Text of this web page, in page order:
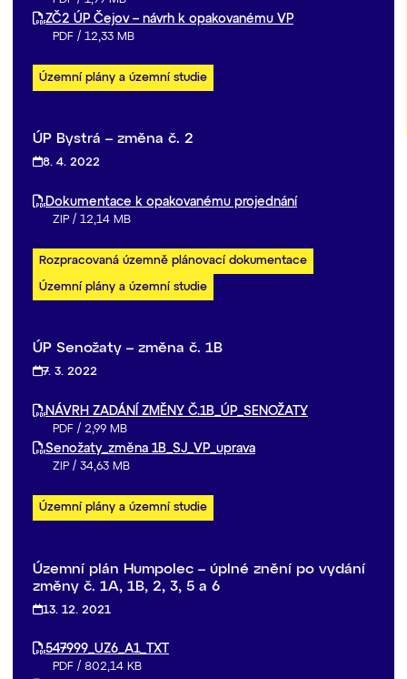
ZČ2 ÚP Čejov – návrh k opakovanému VP
PDF / 12,33 MB
Územní plány a územní studie
ÚP Bystrá – změna č. 2
8. 4. 2022
Dokumentace k opakovanému projednání
ZIP / 12,14 MB
Rozpracovaná územně plánovací dokumentace
Územní plány a územní studie
ÚP Senožaty – změna č. 1B
7. 3. 2022
NÁVRH ZADÁNÍ ZMĚNY Č.1B_ÚP_SENOŽATY
PDF / 2,99 MB
Senožaty_změna 1B_SJ_VP_uprava
ZIP / 34,63 MB
Územní plány a územní studie
Územní plán Humpolec – úplné znění po vydání
změny č. 1A, 1B, 2, 3, 5 a 6
13. 12. 2021
547999_UZ6_A1_TXT
PDF / 802,14 KB